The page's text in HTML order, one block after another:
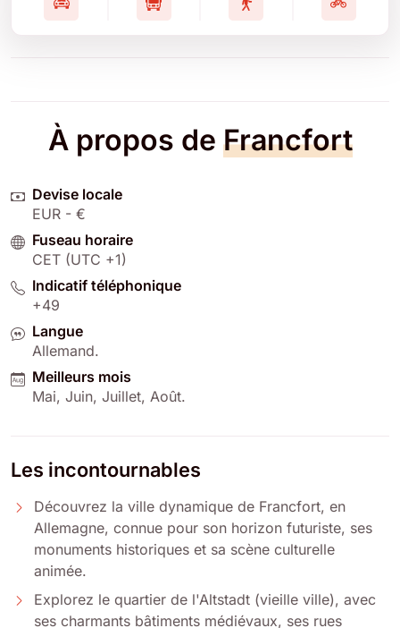
À propos de Francfort
Devise locale
EUR - €
Fuseau horaire
CET (UTC +1)
Indicatif téléphonique
+49
Langue
Allemand.
Meilleurs mois
Mai, Juin, Juillet, Août.
Les incontournables
Découvrez la ville dynamique de Francfort, en
Allemagne, connue pour son horizon futuriste, ses
monuments historiques et sa scène culturelle
animée.
Explorez le quartier de l'Altstadt (vieille ville), avec
ses charmants bâtiments médiévaux, ses rues